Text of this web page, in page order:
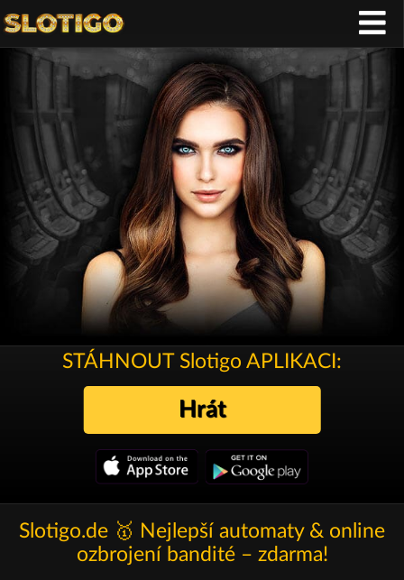
STÁHNOUT Slotigo APLIKACI:
Hrát
Slotigo.de 🥇 Nejlepší automaty & online
ozbrojení bandité – zdarma!